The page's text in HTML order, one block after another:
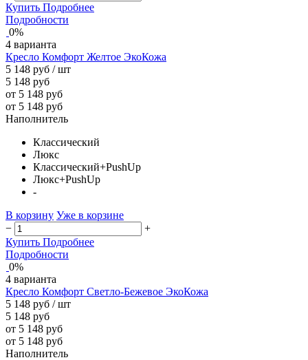
Купить Подробнее
Подробности
0%
4 варианта
Кресло Комфорт Желтое ЭкоКожа
5 148 руб / шт
5 148 руб
от 5 148 руб
от 5 148 руб
Наполнитель
Классический
Люкс
Классический+PushUp
Люкс+PushUp
-
В корзину Уже в корзине
−
+
Купить Подробнее
Подробности
0%
4 варианта
Кресло Комфорт Светло-Бежевое ЭкоКожа
5 148 руб / шт
5 148 руб
от 5 148 руб
от 5 148 руб
Наполнитель